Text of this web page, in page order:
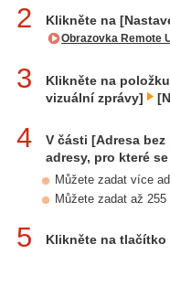
2 Klikněte na
Obrazovka Remote
3 Klikněte na
vizuální zprávy]
4
V části [Adresa
adresy, pro které
Můžete zadat více
Můžete zadat až 255
5 Klikněte na tlačítko